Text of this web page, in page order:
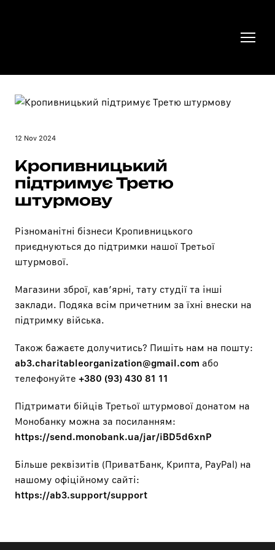
12 Nov 2024
Кропивницький
підтримує Третю
штурмову
Різноманітні бізнеси Кропивницького
приєднуються до підтримки нашої Третьої
штурмової.
Магазини зброї, кавʼярні, тату студії та інші
заклади. Подяка всім причетним за їхні внески на
підтримку війська.
Також бажаєте долучитись? Пишіть нам на пошту:
ab3.charitableorganization@gmail.com або
телефонуйте +380 (93) 430 81 11
Підтримати бійців Третьої штурмової донатом на
Монобанку можна за посиланням:
https://send.monobank.ua/jar/iBD5d6xnP
Більше реквізитів (ПриватБанк, Крипта, PayPal) на
нашому офіційному сайті:
https://ab3.support/support